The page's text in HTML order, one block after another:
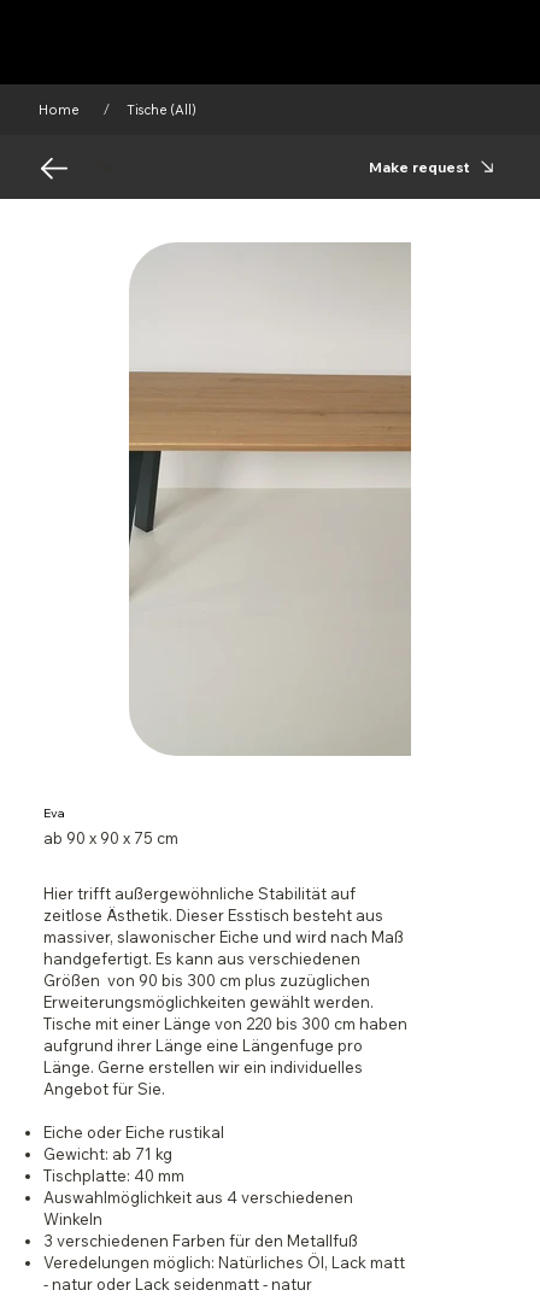
Home / Tische (All)
Eva
ab 90 x 90 x 75 cm
Hier trifft außergewöhnliche Stabilität auf
zeitlose Ästhetik. Dieser Esstisch besteht aus
massiver, slawonischer Eiche und wird nach Maß
handgefertigt. Es kann aus verschiedenen
Größen von 90 bis 300 cm plus zuzüglichen
Erweiterungsmöglichkeiten gewählt werden.
Tische mit einer Länge von 220 bis 300 cm haben
aufgrund ihrer Länge eine Längenfuge pro
Länge. Gerne erstellen wir ein individuelles
Angebot für Sie.
Eiche oder Eiche rustikal
Gewicht: ab 71 kg
Tischplatte: 40 mm
Auswahlmöglichkeit aus 4 verschiedenen
Winkeln
3 verschiedenen Farben für den Metallfuß
Veredelungen möglich: Natürliches Öl, Lack matt
- natur oder Lack seidenmatt - natur
Make request